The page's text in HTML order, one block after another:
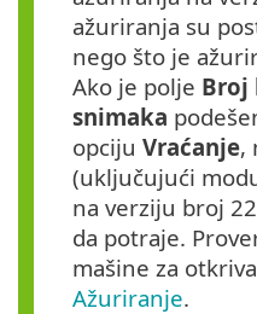
ažuriranja su
nego što je
Ako je polje Broj
snimaka
opciju Vraćanje,
(uključujući
na verziju broj
da potraje.
mašine za
Ažuriranje.